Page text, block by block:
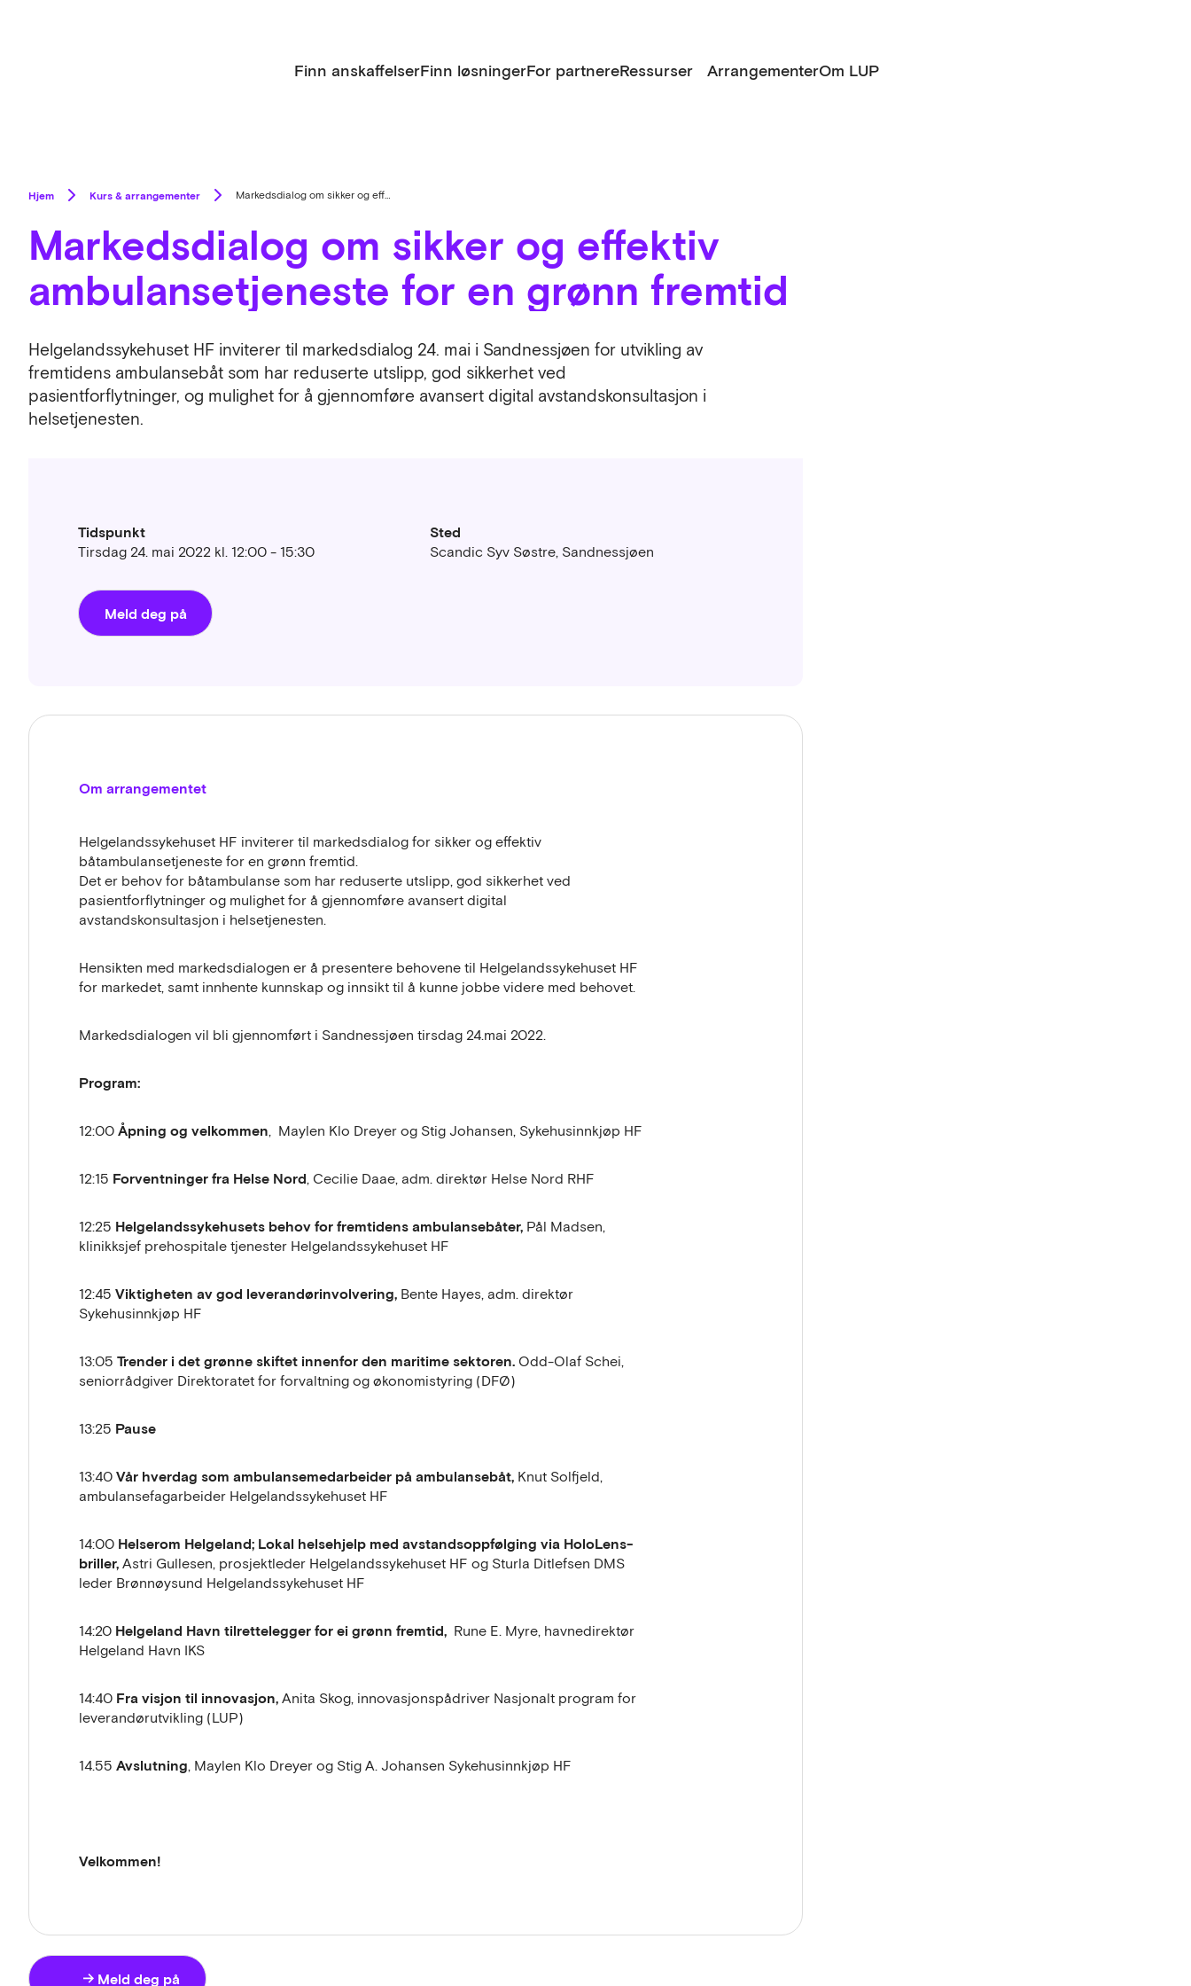
Finn anskaffelserFinn løsningerFor partnereRessurser ArrangementerOm LUP
Hjem Kurs & arrangementer Markedsdialog om sikker og effektiv ambulansetjeneste for en grønn fremtid
Markedsdialog om sikker og effektiv
ambulansetjeneste for en grønn fremtid
Helgelandssykehuset HF inviterer til markedsdialog 24. mai i Sandnessjøen for utvikling av
fremtidens ambulansebåt som har reduserte utslipp, god sikkerhet ved
pasientforflytninger, og mulighet for å gjennomføre avansert digital avstandskonsultasjon i
helsetjenesten.
Tidspunkt
Tirsdag 24. mai 2022 kl. 12:00 - 15:30
Sted
Scandic Syv Søstre, Sandnessjøen
Meld deg på
Om arrangementet
Helgelandssykehuset HF inviterer til markedsdialog for sikker og effektiv
båtambulansetjeneste for en grønn fremtid.
Det er behov for båtambulanse som har reduserte utslipp, god sikkerhet ved
pasientforflytninger og mulighet for å gjennomføre avansert digital
avstandskonsultasjon i helsetjenesten.
Hensikten med markedsdialogen er å presentere behovene til Helgelandssykehuset HF
for markedet, samt innhente kunnskap og innsikt til å kunne jobbe videre med behovet.
Markedsdialogen vil bli gjennomført i Sandnessjøen tirsdag 24.mai 2022.
Program:
12:00 Åpning og velkommen, Maylen Klo Dreyer og Stig Johansen, Sykehusinnkjøp HF
12:15 Forventninger fra Helse Nord, Cecilie Daae, adm. direktør Helse Nord RHF
12:25 Helgelandssykehusets behov for fremtidens ambulansebåter, Pål Madsen,
klinikksjef prehospitale tjenester Helgelandssykehuset HF
12:45 Viktigheten av god leverandørinvolvering, Bente Hayes, adm. direktør
Sykehusinnkjøp HF
13:05 Trender i det grønne skiftet innenfor den maritime sektoren.Odd-Olaf Schei,
seniorrådgiver Direktoratet for forvaltning og økonomistyring (DFØ)
13:25 Pause
13:40 Vår hverdag som ambulansemedarbeider på ambulansebåt,Knut Solfjeld,
ambulansefagarbeider Helgelandssykehuset HF
14:00 Helserom Helgeland; Lokal helsehjelp med avstandsoppfølging via HoloLens-
briller, Astri Gullesen, prosjektleder Helgelandssykehuset HF og Sturla Ditlefsen DMS
leder Brønnøysund Helgelandssykehuset HF
14:20 Helgeland Havn tilrettelegger for ei grønn fremtid, Rune E. Myre, havnedirektør
Helgeland Havn IKS
14:40 Fra visjon til innovasjon, Anita Skog, innovasjonspådriver Nasjonalt program for
leverandørutvikling (LUP)
14.55 Avslutning, Maylen Klo Dreyer og Stig A. Johansen Sykehusinnkjøp HF
Velkommen!
Meld deg på